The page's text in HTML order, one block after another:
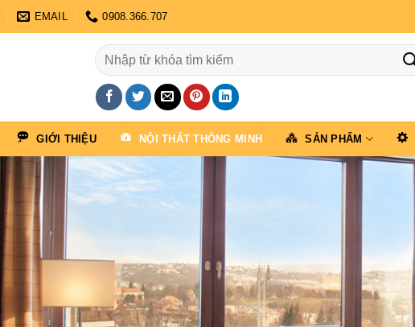
EMAIL 0908.366.707
Tìm
kiếm:
GIỚI THIỆU NỘI THẤT THÔNG MINH SẢN PHẨM